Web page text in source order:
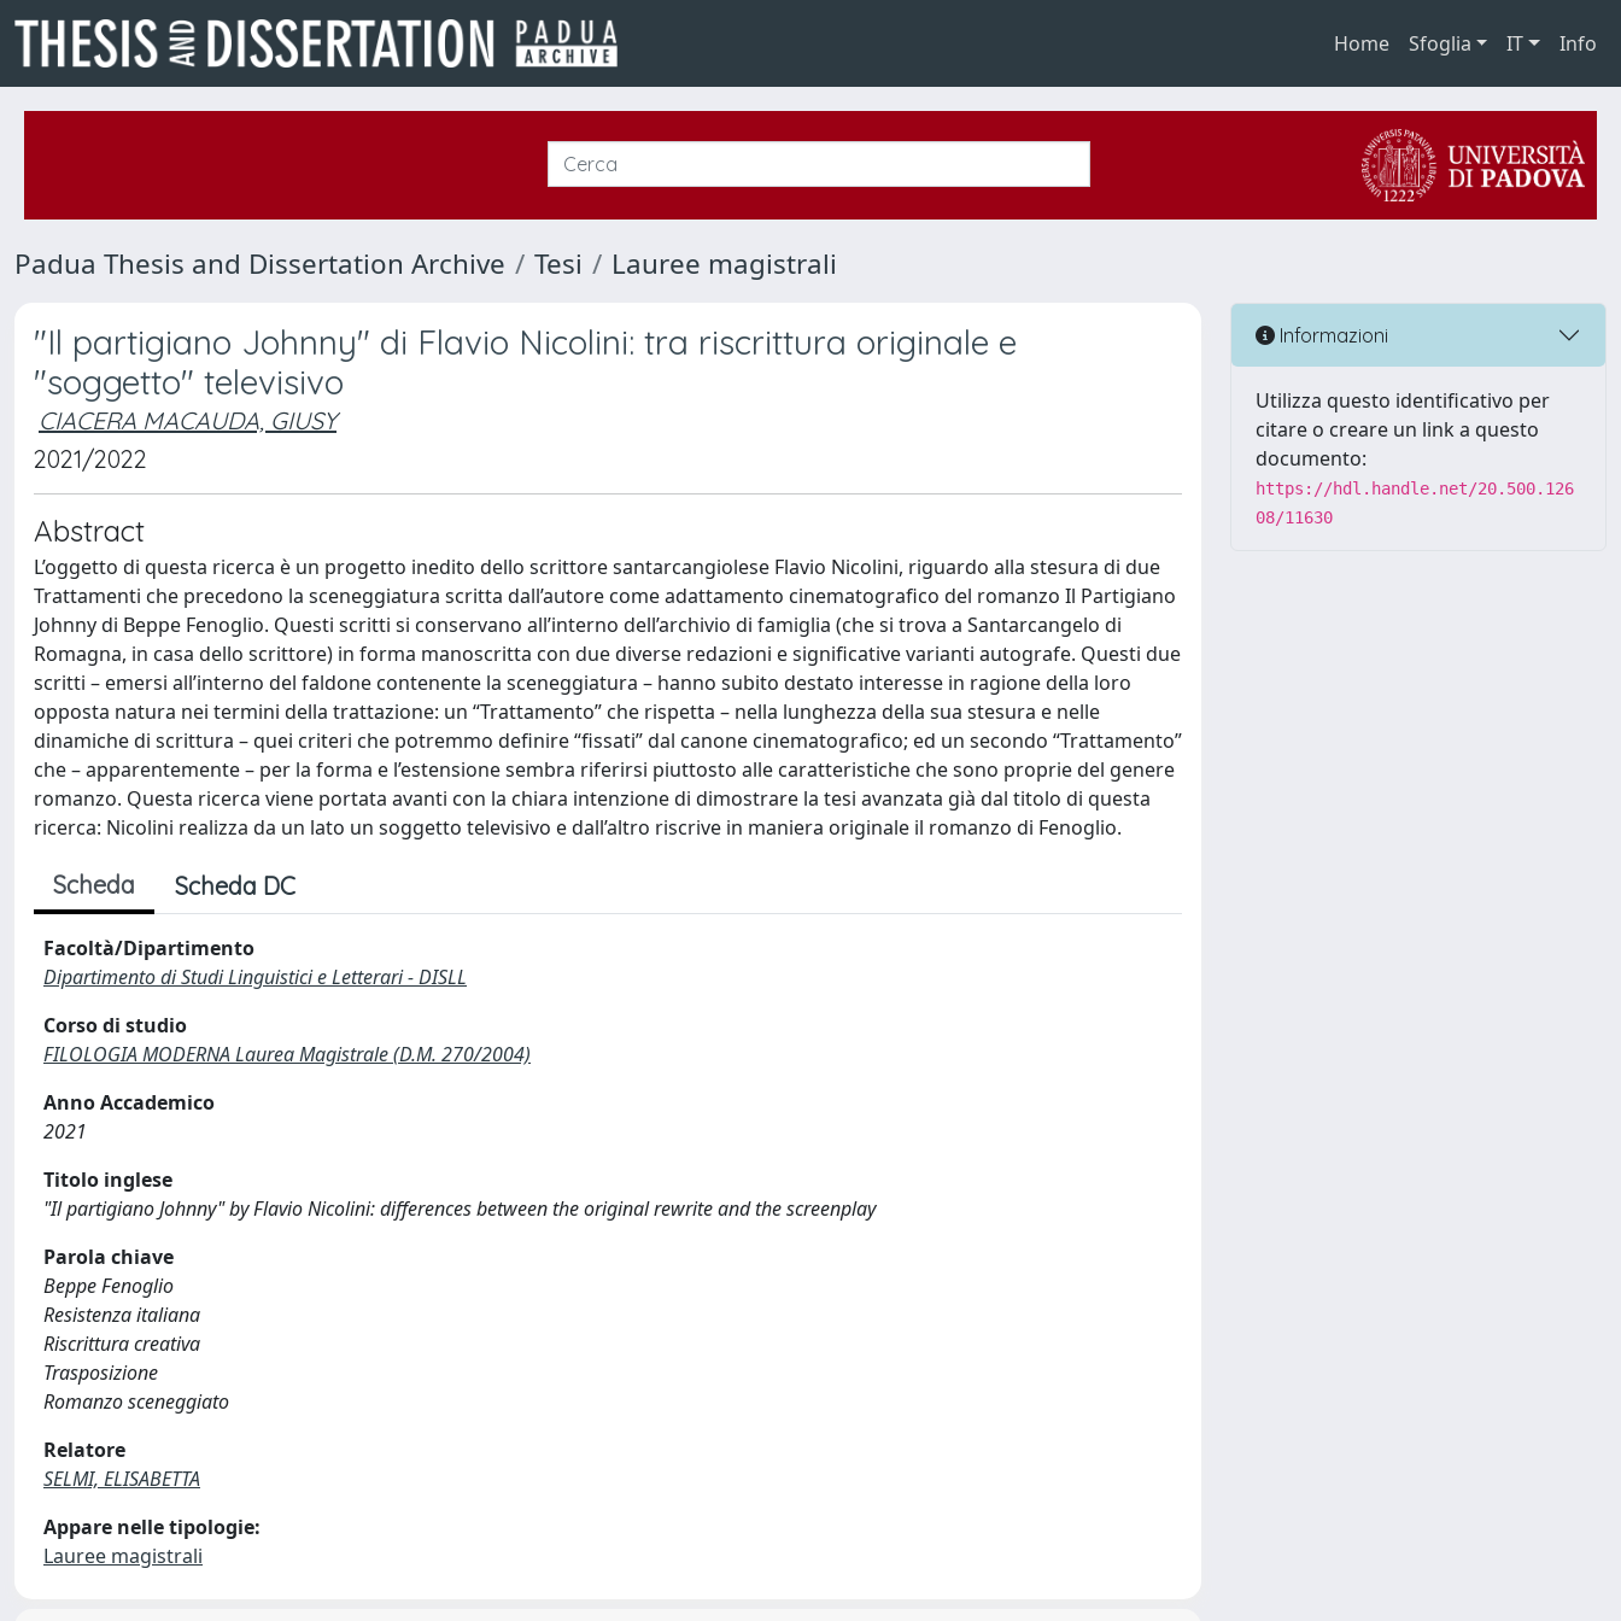
Home Sfoglia IT Info
Padua Thesis and Dissertation Archive Tesi Lauree magistrali
"Il partigiano Johnny" di Flavio Nicolini: tra riscrittura originale e
"soggetto" televisivo
CIACERA MACAUDA, GIUSY
2021/2022
Abstract
L’oggetto di questa ricerca è un progetto inedito dello scrittore santarcangiolese Flavio Nicolini, riguardo alla stesura di due
Trattamenti che precedono la sceneggiatura scritta dall’autore come adattamento cinematografico del romanzo Il Partigiano
Johnny di Beppe Fenoglio. Questi scritti si conservano all’interno dell’archivio di famiglia (che si trova a Santarcangelo di
Romagna, in casa dello scrittore) in forma manoscritta con due diverse redazioni e significative varianti autografe. Questi due
scritti – emersi all’interno del faldone contenente la sceneggiatura – hanno subito destato interesse in ragione della loro
opposta natura nei termini della trattazione: un “Trattamento” che rispetta – nella lunghezza della sua stesura e nelle
dinamiche di scrittura – quei criteri che potremmo definire “fissati” dal canone cinematografico; ed un secondo “Trattamento”
che – apparentemente – per la forma e l’estensione sembra riferirsi piuttosto alle caratteristiche che sono proprie del genere
romanzo. Questa ricerca viene portata avanti con la chiara intenzione di dimostrare la tesi avanzata già dal titolo di questa
ricerca: Nicolini realizza da un lato un soggetto televisivo e dall’altro riscrive in maniera originale il romanzo di Fenoglio.
Scheda Scheda DC
Facoltà/Dipartimento
Dipartimento di Studi Linguistici e Letterari - DISLL
Corso di studio
FILOLOGIA MODERNA Laurea Magistrale (D.M. 270/2004)
Anno Accademico
2021
Titolo inglese
"Il partigiano Johnny" by Flavio Nicolini: differences between the original rewrite and the screenplay
Parola chiave
Beppe Fenoglio
Resistenza italiana
Riscrittura creativa
Trasposizione
Romanzo sceneggiato
Relatore
SELMI, ELISABETTA
Appare nelle tipologie:
Lauree magistrali
Informazioni
Utilizza questo identificativo per
citare o creare un link a questo
documento:
https://hdl.handle.net/20.500.126
08/11630